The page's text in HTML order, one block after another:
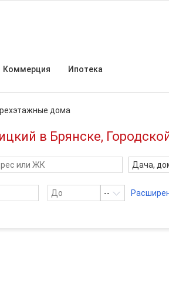
Коммерция Ипотека
дома
в Брянске,
Дача,
--